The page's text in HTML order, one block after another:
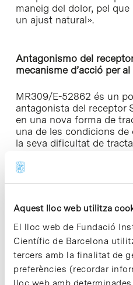
Aquest lloc web utilitza
El lloc web de Fundació
Científic de Barcelona
tercers amb la finalitat de
preferències (recordar
lloc web amb
maneig del dolor, pel que
un ajust natural».
Antagonismo del
mecanisme d’acció per
MR309/E-52862 és un
antagonista del receptor
en una nova forma de
una de les condicions
la seva dificultat de
mecanisme d’acció del
suport al seu ús en
fàrmacs analgèsics. A
potencial de millora
terapèutiques actuals, ja
dels medicaments
efectes adversos
necessitat de dosis